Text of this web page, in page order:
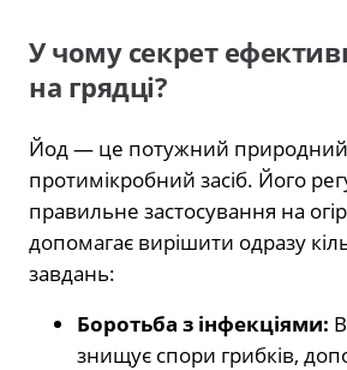
У чому секрет
на грядці?
Йод — це потужний природний
протимікробний засіб. Його
правильне застосування на
допомагає вирішити одразу
завдань:
Боротьба з інфекціями:
знищує спори грибків,